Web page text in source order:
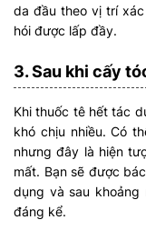
da đầu theo vị trí
hói được lấp đầy.
3. Sau khi cấy
Khi thuốc tê hết tác
khó chịu nhiều. Có
nhưng đây là hiện
mất. Bạn sẽ được
dụng và sau
đáng kể.